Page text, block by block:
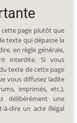
cette page plutôt que
texte qui dépasse la
en règle générale,
interdite. Si vous
texte de cette page
vous diffusez ladite
imprimés, etc.),
délibérément une
à-dire un acte illégal